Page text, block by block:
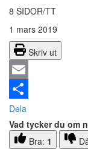
8 SIDOR/TT
1 mars 2019
Skriv ut
Email
Dela
Vad tycker du om
Bra: 1